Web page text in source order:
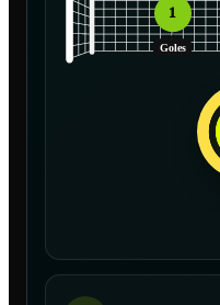
1
Goles